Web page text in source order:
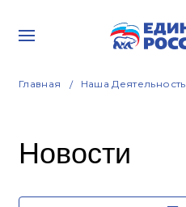
Главная Наша Деятельность
Новости